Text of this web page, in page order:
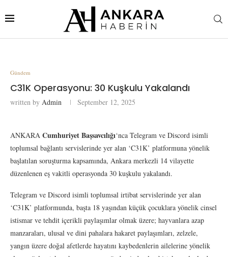
Gündem
C31K Operasyonu: 30 Kuşkulu Yakalandı
written by Admin September 12, 2025
ANKARA Cumhuriyet Başsavcılığı‘nca Telegram ve Discord isimli
toplumsal bağlantı servislerinde yer alan ‘C31K’ platformuna yönelik
başlatılan soruşturma kapsamında, Ankara merkezli 14 vilayette
düzenlenen eş vakitli operasyonda 30 kuşkulu yakalandı.
Telegram ve Discord isimli toplumsal irtibat servislerinde yer alan
‘C31K’ platformunda, başta 18 yaşından küçük çocuklara yönelik cinsel
istismar ve tehdit içerikli paylaşımlar olmak üzere; hayvanlara azap
manzaraları, ulusal ve dini pahalara hakaret paylaşımları, zelzele,
yangın üzere doğal afetlerde hayatını kaybedenlerin ailelerine yönelik